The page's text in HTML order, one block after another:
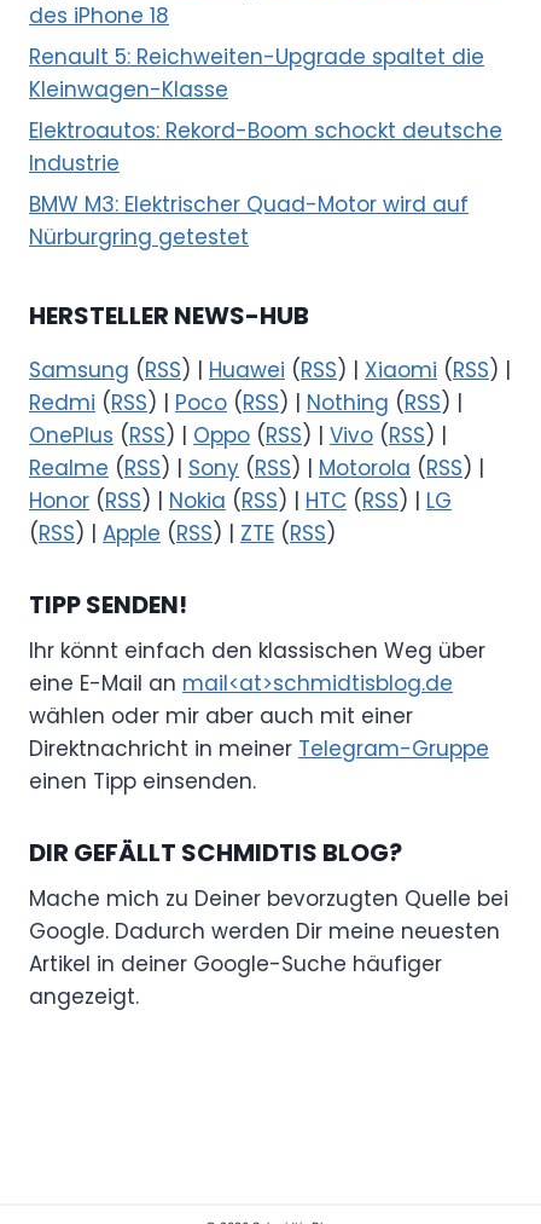
des iPhone 18
Renault 5: Reichweiten-Upgrade spaltet die
Kleinwagen-Klasse
Elektroautos: Rekord-Boom schockt deutsche
Industrie
BMW M3: Elektrischer Quad-Motor wird auf
Nürburgring getestet
HERSTELLER NEWS-HUB
Samsung (RSS) | Huawei (RSS) | Xiaomi (RSS) |
Redmi (RSS) | Poco (RSS) | Nothing (RSS) |
OnePlus (RSS) | Oppo (RSS) | Vivo (RSS) |
Realme (RSS) | Sony (RSS) | Motorola (RSS) |
Honor (RSS) | Nokia (RSS) | HTC (RSS) | LG
(RSS) | Apple (RSS) | ZTE (RSS)
TIPP SENDEN!
Ihr könnt einfach den klassischen Weg über
eine E-Mail an mail<at>schmidtisblog.de
wählen oder mir aber auch mit einer
Direktnachricht in meiner Telegram-Gruppe
einen Tipp einsenden.
DIR GEFÄLLT SCHMIDTIS BLOG?
Mache mich zu Deiner bevorzugten Quelle bei
Google. Dadurch werden Dir meine neuesten
Artikel in deiner Google-Suche häufiger
angezeigt.